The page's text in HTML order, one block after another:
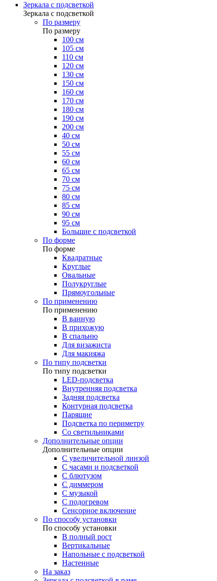
Зеркала с подсветкой
Зеркала с подсветкой
По размеру
По размеру
100 см
105 см
110 см
120 см
130 см
150 см
160 см
170 см
180 см
190 см
200 см
40 см
50 см
55 см
60 см
65 см
70 см
75 см
80 см
85 см
90 см
95 см
Большие с подсветкой
По форме
По форме
Квадратные
Круглые
Овальные
Полукруглые
Прямоугольные
По применению
По применению
В ванную
В прихожую
В спальню
Для визажиста
Для макияжа
По типу подсветки
По типу подсветки
LED-подсветка
Внутренняя подсветка
Задняя подсветка
Контурная подсветка
Парящие
Подсветка по периметру
Со светильниками
Дополнительные опции
Дополнительные опции
C увеличительной линзой
C часами и подсветкой
С блютузом
С диммером
С музыкой
С подогревом
Сенсорное включение
По способу установки
По способу установки
В полный рост
Вертикальные
Напольные с подсветкой
Настенные
На заказ